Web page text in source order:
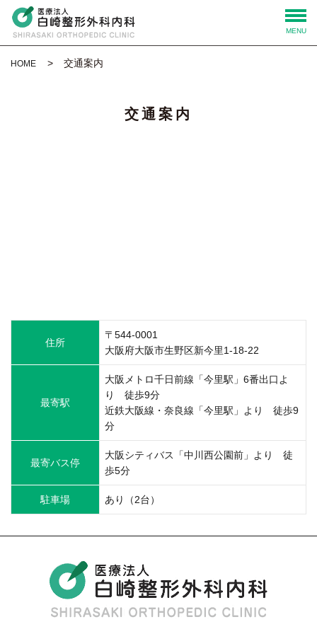
MENU
HOME 交通案内
交通案内
住所
〒544-0001
大阪府大阪市生野区新今里1-18-22
最寄駅
大阪メトロ千日前線「今里駅」6番出口よ
り 徒歩9分
近鉄大阪線・奈良線「今里駅」より 徒歩9
分
最寄バス停
大阪シティバス「中川西公園前」より 徒
歩5分
駐車場 あり（2台）